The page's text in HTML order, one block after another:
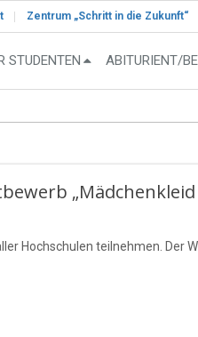
Zentrum „Schritt in die Zukunft“
STUDENTEN ABITURIENT/
Hochschulen teilnehmen. Der